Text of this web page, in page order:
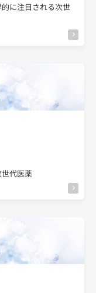
に注目される次世
代医薬